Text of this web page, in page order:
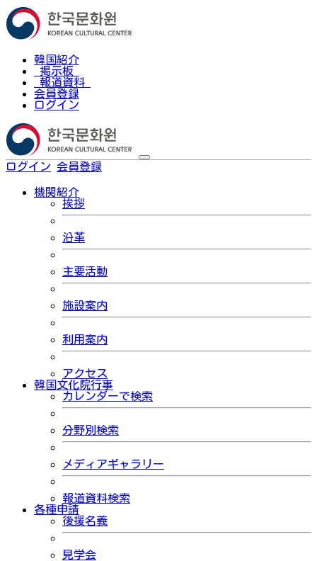
韓国紹介
掲示板
報道資料
会員登録
ログイン
ログイン 会員登録
機関紹介
挨拶
沿革
主要活動
施設案内
利用案内
アクセス
韓国文化院行事
カレンダーで検索
分野別検索
メディアギャラリー
報道資料検索
各種申請
後援名義
見学会